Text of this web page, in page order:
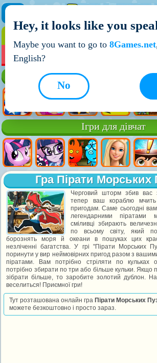
НОВІ ІГРИ
Ігри для дівчат
Гра Пірати Морських
Черговий шторм збив вас
тепер ваш кораблю мчить
пригодам. Саме сьогодні
легендарними піратами
сміливці збирають
по всьому світу, який
борознять моря й океани в пошуках цих
незліченні багатства. У грі "Пірати Морських
поринути у вир неймовірних пригод разом з
піратами. Вам потрібно стріляти по кульках
потрібно збирати по три або більше кульки. Якщо
зібрати більше, то заробите золотий дублон.
веселиться! Приємної гри!
Тут розташована онлайн гра Пірати Морських
можете безкоштовно і просто зараз.
Hey, it looks like you
Maybe you want to go to 8Games.net
English?
No